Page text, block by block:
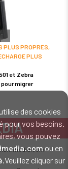
des cookies
pour vos besoins.
vous pouvez
ou en
.Veuillez cliquer sur
PLUS PROPRES,
PLUS
et Zebra
migrer
CODE BARRE
- Rennes - Le
- Poitiers -